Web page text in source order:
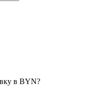
в BYN?